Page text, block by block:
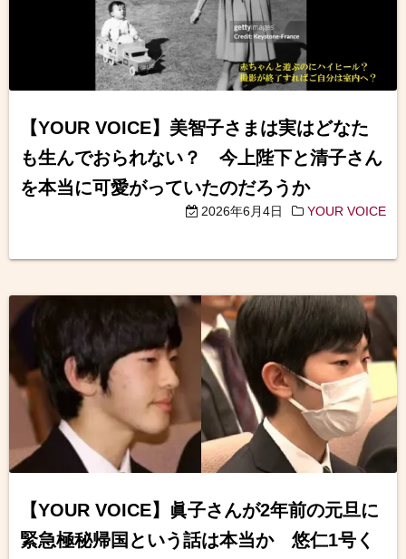
【YOUR VOICE】美智子さまは実はどなた
も生んでおられない？ 今上陛下と清子さん
を本当に可愛がっていたのだろうか
2026年6月4日 YOUR VOICE
【YOUR VOICE】眞子さんが2年前の元旦に
緊急極秘帰国という話は本当か 悠仁1号く